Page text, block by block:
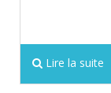
Lire la suite